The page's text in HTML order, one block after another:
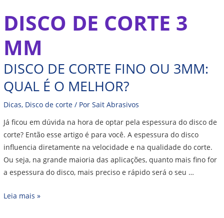
para
conteúdo
DISCO DE CORTE 3
MM
DISCO DE CORTE FINO OU 3MM:
QUAL É O MELHOR?
Dicas, Disco de corte / PorSait Abrasivos
Já ficou em dúvida na hora de optar pela espessura do disco de
corte? Então esse artigo é para você. A espessura do disco
influencia diretamente na velocidade e na qualidade do corte.
Ou seja, na grande maioria das aplicações, quanto mais fino for
a espessura do disco, mais preciso e rápido será o seu …
Disco
de
corte
fino
ou
qual
é
melhor?
Leia mais »